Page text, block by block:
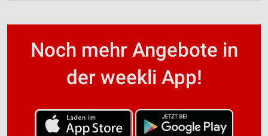
Noch mehr Angebote in
der weekli App!